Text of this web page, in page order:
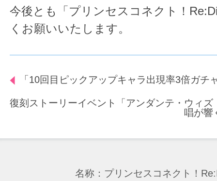
今後とも「プリンセスコネクト！
くお願いいたします。
「10回目ピックアップキャラ出現率3倍ガチ
復刻ストーリーイベント「アンダンテ・ウィ
唱が響
名称：プリンセスコネクト！